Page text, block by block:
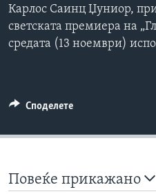
Карлос Саинц Џуниор,
светската премиера на
средата (13 ноември)
Споделете
Повеќе прикажано